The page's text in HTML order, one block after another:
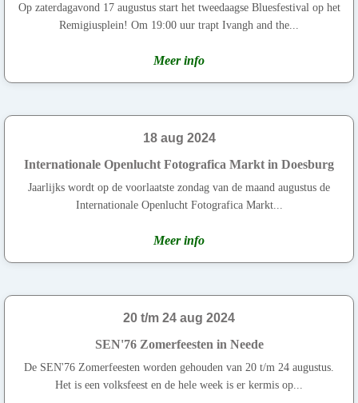
Op zaterdagavond 17 augustus start het tweedaagse Bluesfestival op het
Remigiusplein! Om 19:00 uur trapt Ivangh and the...
Meer info
18 aug 2024
Internationale Openlucht Fotografica Markt in Doesburg
Jaarlijks wordt op de voorlaatste zondag van de maand augustus de
Internationale Openlucht Fotografica Markt...
Meer info
20 t/m 24 aug 2024
SEN'76 Zomerfeesten in Neede
De SEN'76 Zomerfeesten worden gehouden van 20 t/m 24 augustus.
Het is een volksfeest en de hele week is er kermis op...